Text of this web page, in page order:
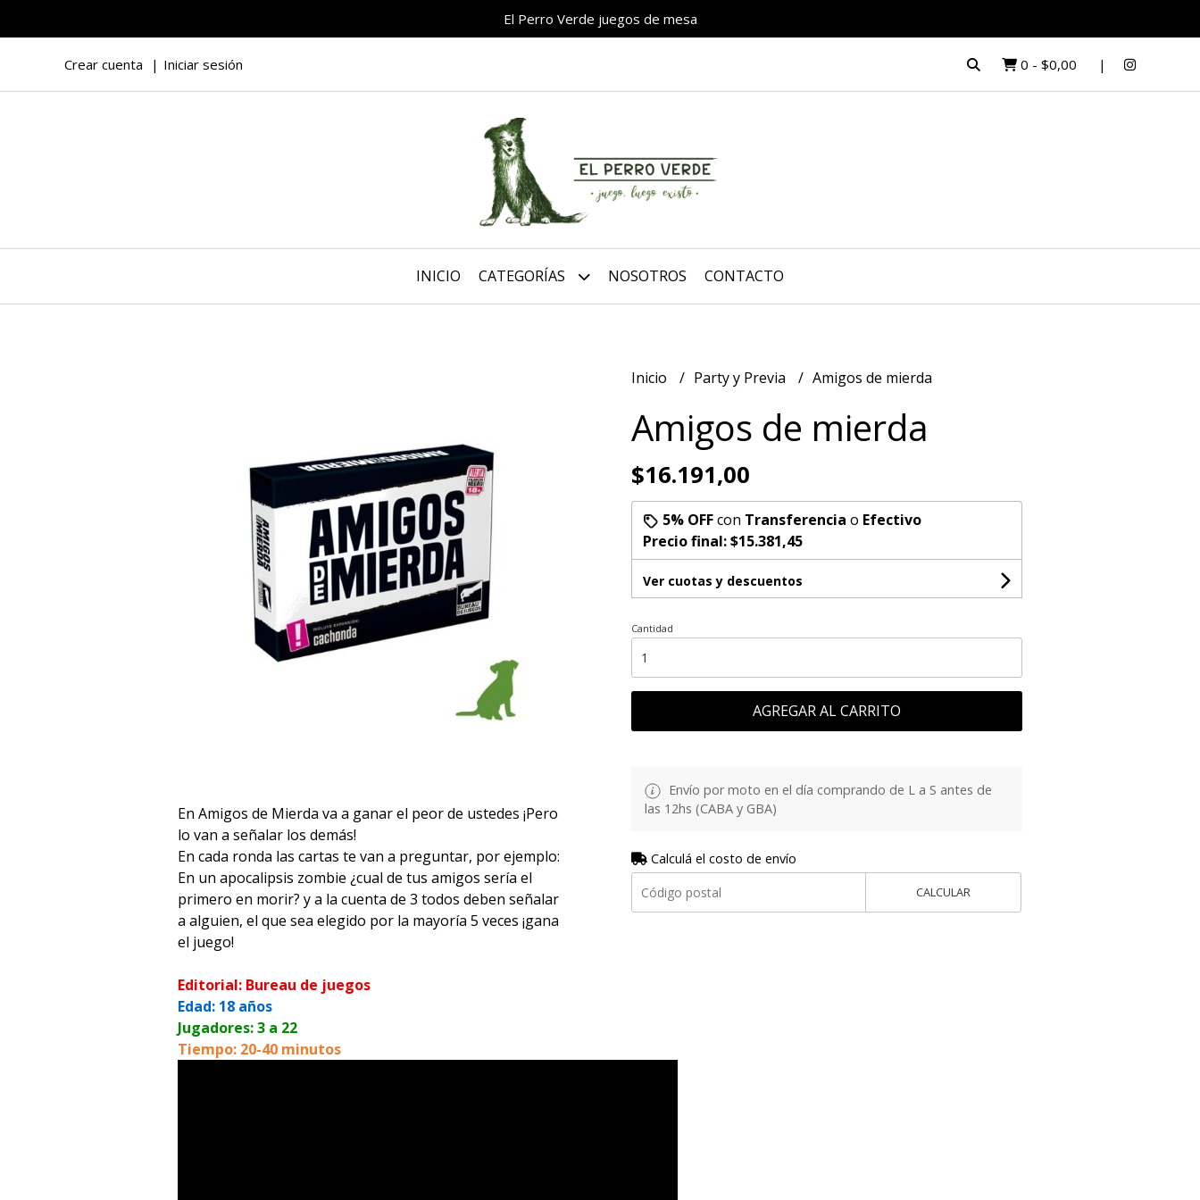
El Perro Verde juegos de mesa
Crear cuenta Iniciar sesión 0 - $0,00
INICIO CATEGORÍAS NOSOTROS CONTACTO
En Amigos de Mierda va a ganar el peor de ustedes ¡Pero
lo van a señalar los demás!
En cada ronda las cartas te van a preguntar, por ejemplo:
En un apocalipsis zombie ¿cual de tus amigos sería el
primero en morir? y a la cuenta de 3 todos deben señalar
a alguien, el que sea elegido por la mayoría 5 veces ¡gana
el juego!
Editorial: Bureau de juegos
Edad: 18 años
Jugadores: 3 a 22
Tiempo: 20-40 minutos
Inicio Party y Previa Amigos de mierda
Amigos de mierda
$16.191,00
5% OFFcon Transferencia o Efectivo
Precio final:$15.381,45
Ver cuotas y descuentos
Cantidad
AGREGAR AL CARRITO
Envío por moto en el día comprando de L a S antes de
las 12hs (CABA y GBA)
Calculá el costo de envío
CALCULAR